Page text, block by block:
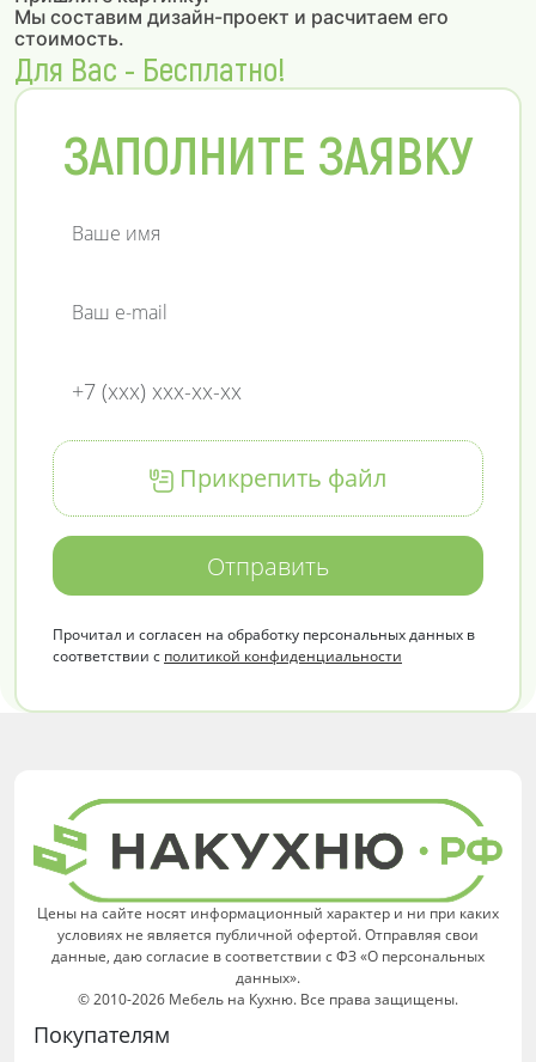
Мы составим дизайн-проект и расчитаем его
стоимость.
Для Вас - Бесплатно!
ЗАПОЛНИТЕ ЗАЯВКУ
Прикрепить файл
Отправить
Прочитал и согласен на обработку персональных данных в
соответствии с политикой конфиденциальности
Цены на сайте носят информационный характер и ни при каких
условиях не является публичной офертой. Отправляя свои
данные, даю согласие в соответствии с ФЗ «О персональных
данных».
© 2010-2026 Мебель на Кухню. Все права защищены.
Покупателям